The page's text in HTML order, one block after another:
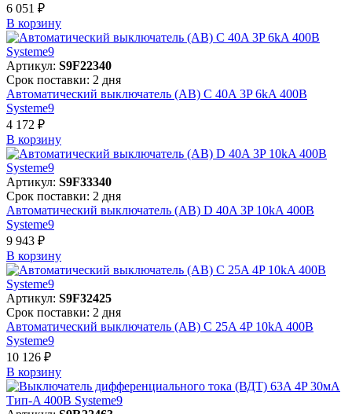
6 051 ₽
В корзинy
Артикул: S9F22340
Срок поставки: 2 дня
Автоматический выключатель (АВ) C 40A 3P 6kA 400В
Systeme9
4 172 ₽
В корзинy
Артикул: S9F33340
Срок поставки: 2 дня
Автоматический выключатель (АВ) D 40A 3P 10kA 400В
Systeme9
9 943 ₽
В корзинy
Артикул: S9F32425
Срок поставки: 2 дня
Автоматический выключатель (АВ) C 25A 4P 10kA 400В
Systeme9
10 126 ₽
В корзинy